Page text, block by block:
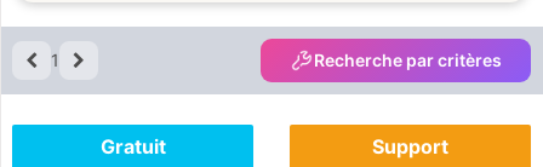
1 Recherche par critères
Gratuit Support